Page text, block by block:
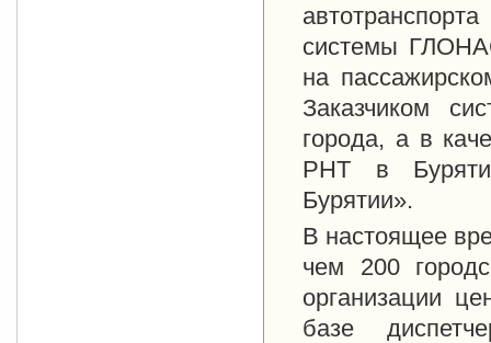
системы
на
Заказчиком
города, а в
РНТ в
Бурятии».
В настоящее
чем 200
организации
базе